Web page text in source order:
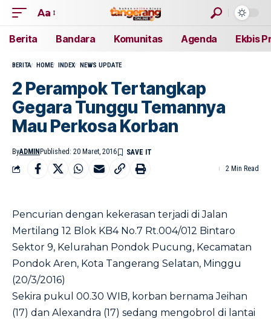
Aa
Berita Bandara Komunitas Agenda Ekbis
BERITA HOME INDEX NEWS UPDATE
2 Perampok Tertangkap
Gegara Tunggu Temannya
Mau Perkosa Korban
ByADMIN Published: 20 Maret, 2016
2 Min Read
Pencurian dengan kekerasan terjadi di Jalan
Mertilang 12 Blok KB4 No.7 Rt.004/012 Bintaro
Sektor 9, Kelurahan Pondok Pucung, Kecamatan
Pondok Aren, Kota Tangerang Selatan, Minggu
(20/3/2016)
Sekira pukul 00.30 WIB, korban bernama Jeihan
(17) dan Alexandra (17) sedang mengobrol di lantai